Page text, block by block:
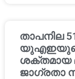
താപനില
യുഎഇയുടെ
ശക്തമായ
ജാഗ്രതാ